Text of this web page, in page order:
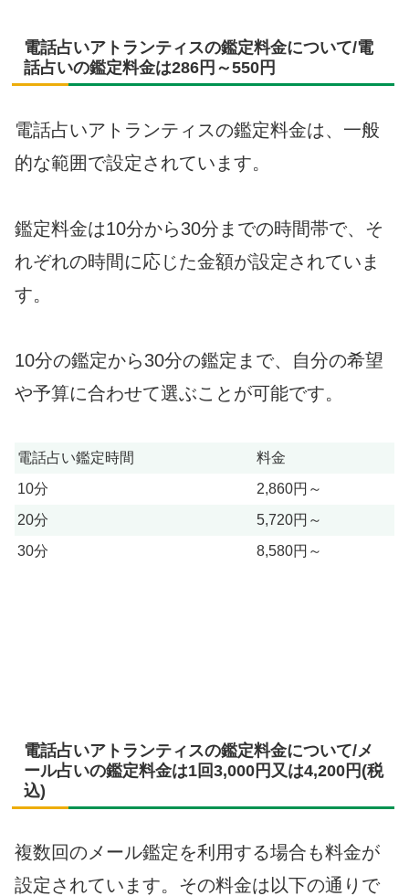
電話占いアトランティスの鑑定料金について/電
話占いの鑑定料金は286円～550円
電話占いアトランティスの鑑定料金は、一般
的な範囲で設定されています。
鑑定料金は10分から30分までの時間帯で、そ
れぞれの時間に応じた金額が設定されていま
す。
10分の鑑定から30分の鑑定まで、自分の希望
や予算に合わせて選ぶことが可能です。
電話占い鑑定時間
料金
10分
2,860円～
20分
5,720円～
30分
8,580円～
電話占いアトランティスの鑑定料金について/メ
ール占いの鑑定料金は1回3,000円又は4,200円(税
込)
複数回のメール鑑定を利用する場合も料金が
設定されています。その料金は以下の通りで